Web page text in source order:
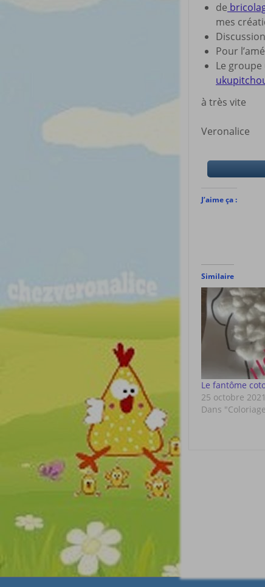
de
mes
Pour
Le
à très vite
Veronalice
J’aime ça :
Similaire
Le fantôme
25 octobre 2021
Dans